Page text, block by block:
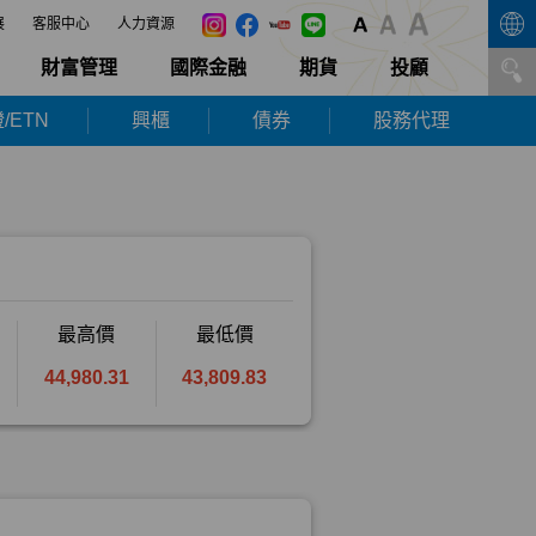
客服中心 人力資源
財富管理 國際金融 期貨 投顧
ETN 興櫃 債券 股務代理